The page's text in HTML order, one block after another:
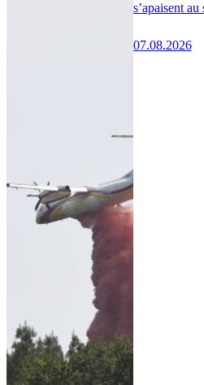
s’apaisent
07.08.2026